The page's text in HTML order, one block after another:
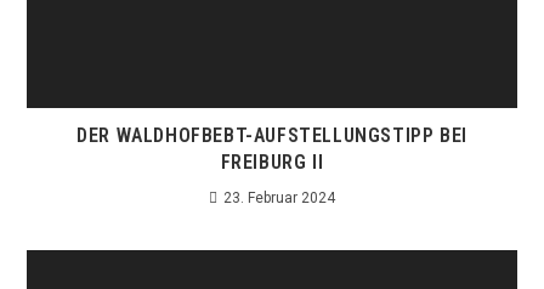
DER WALDHOFBEBT-AUFSTELLUNGSTIPP BEI
FREIBURG II
23. Februar 2024